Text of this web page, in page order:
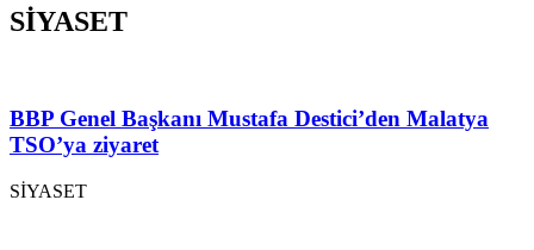
SİYASET
BBP Genel Başkanı Mustafa Destici’den Malatya
TSO’ya ziyaret
SİYASET